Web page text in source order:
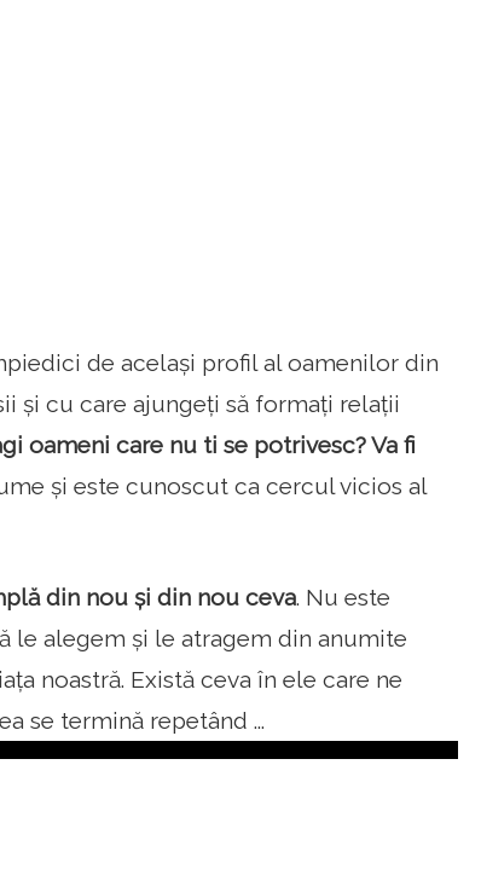
de același profil al oamenilor din
și cu care ajungeți să formați relații
oameni care nu ti se potrivesc? Va fi
și este cunoscut ca cercul vicios al
din nou și din nou ceva. Nu este
le alegem și le atragem din anumite
noastră. Există ceva în ele care ne
se termină repetând ...